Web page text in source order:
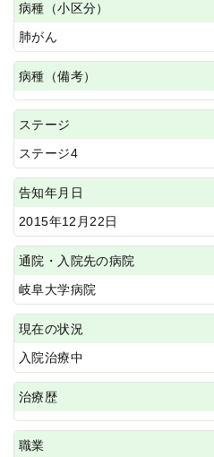
病種（小区分）
肺がん
病種（備考）
ステージ
ステージ4
告知年月日
2015年12月22日
通院・入院先の病院
岐阜大学病院
現在の状況
入院治療中
治療歴
職業